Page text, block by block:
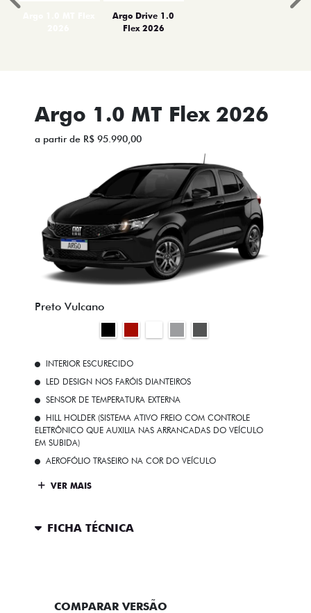
Argo Drive 1.0
Flex 2026
Anterior
Argo 1.0 MT Flex 2026
a partir de R$ 95.990,00
Preto Vulcano
INTERIOR ESCURECIDO
LED DESIGN NOS FARÓIS DIANTEIROS
SENSOR DE TEMPERATURA EXTERNA
HILL HOLDER (SISTEMA ATIVO FREIO COM CONTROLE
ELETRÔNICO QUE AUXILIA NAS ARRANCADAS DO VEÍCULO
EM SUBIDA)
AEROFÓLIO TRASEIRO NA COR DO VEÍCULO
VER MAIS
FICHA TÉCNICA
COMPARAR VERSÃO